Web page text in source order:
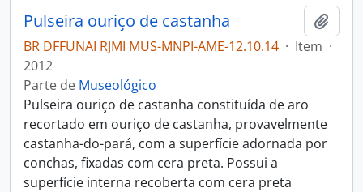
Pulseira ouriço de castanha
BR DFFUNAI RJMI MUS-MNPI-AME-12.10.14 · Item ·
2012
Parte de Museológico
Pulseira ouriço de castanha constituída de aro
recortado em ouriço de castanha, provavelmente
castanha-do-pará, com a superfície adornada por
conchas, fixadas com cera preta. Possui a
superfície interna recoberta com cera preta